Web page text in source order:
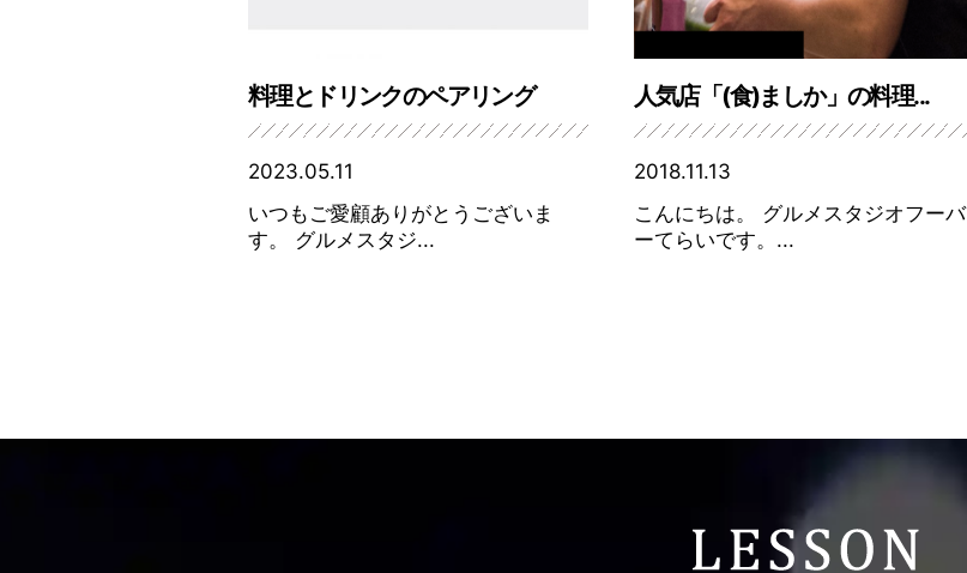
料理とドリンクのペアリング
2023.05.11
いつもご愛顧ありがとうございま
す。 グルメスタジ...
人気店「(食)ましか」の料理...
2018.11.13
こんにちは。 グルメスタジオフーバ
ーてらいです。...